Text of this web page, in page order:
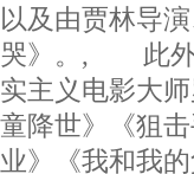
以及由贾林导
哭》。, 此外
实主义电影大
童降世》《狙
业》《我和我